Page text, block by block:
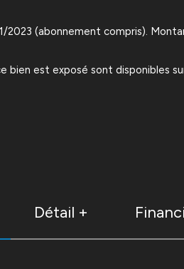
2023 (abonnement compris).
bien est exposé sont disponibles
Détail +